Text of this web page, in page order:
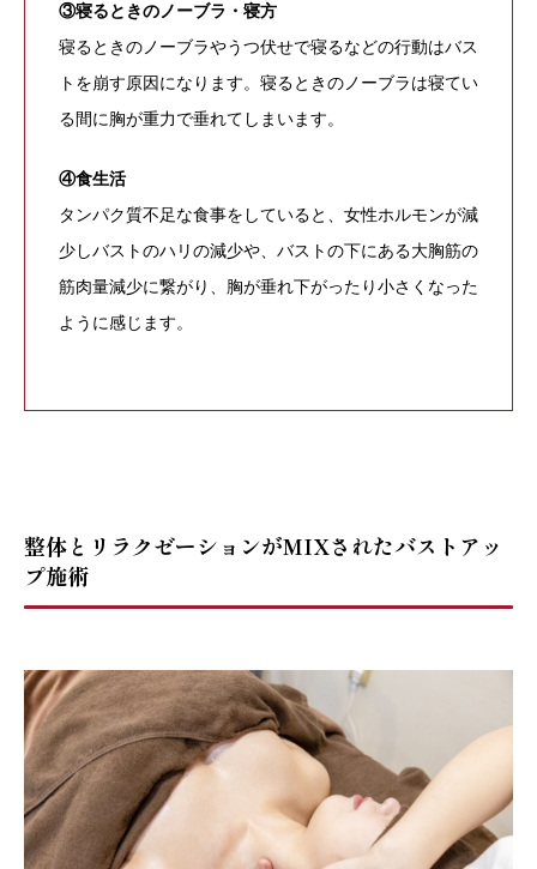
③寝るときのノーブラ・寝方
寝るときのノーブラやうつ伏せで寝るなどの行動はバス
トを崩す原因になります。寝るときのノーブラは寝てい
る間に胸が重力で垂れてしまいます。
④食生活
タンパク質不足な食事をしていると、女性ホルモンが減
少しバストのハリの減少や、バストの下にある大胸筋の
筋肉量減少に繋がり、胸が垂れ下がったり小さくなった
ように感じます。
整体とリラクゼーションがMIXされたバストアッ
プ施術